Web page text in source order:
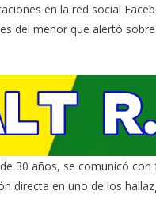
en la red social
del menor que alertó
30 años, se comunicó con
directa en uno de los